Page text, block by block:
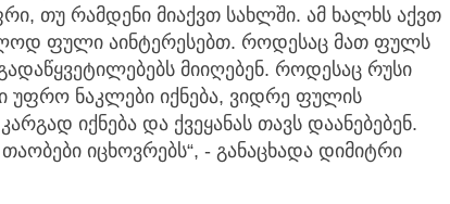
თუ რამდენი მიაქვთ სახლში. ამ ხალხს აქვთ
ფული აინტერესებთ. როდესაც მათ ფულს
მიიღებენ. როდესაც რუსი
უფრო ნაკლები იქნება, ვიდრე ფულის
იქნება და ქვეყანას თავს დაანებებენ.
იცხოვრებს“, - განაცხადა დიმიტრი